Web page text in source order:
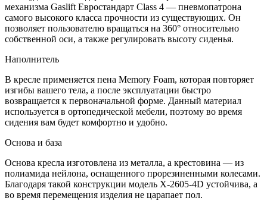
механизма Gaslift Евростандарт Class 4 — пневмопатрона
самого высокого класса прочности из существующих. Он
позволяет пользователю вращаться на 360° относительно
собственной оси, а также регулировать высоту сиденья.
Наполнитель
В кресле применяется пена Memory Foam, которая повторяет
изгибы вашего тела, а после эксплуатации быстро
возвращается к первоначальной форме. Данный материал
используется в ортопедической мебели, поэтому во время
сидения вам будет комфортно и удобно.
Основа и база
Основа кресла изготовлена из металла, а крестовина — из
полиамида нейлона, оснащенного прорезиненными колесами.
Благодаря такой конструкции модель X-2605-4D устойчива, а
во время перемещения изделия не царапает пол.